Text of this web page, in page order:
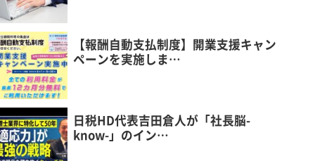
【報酬自動支払制度】開業支援キャン
ペーンを実施しま…
日税HD代表吉田倉人が「社長脳-
know-」のイン…